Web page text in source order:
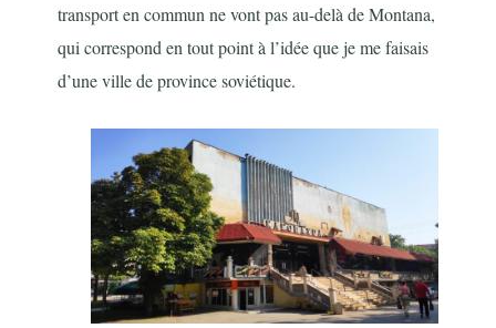
transport en commun ne vont pas au-delà de Montana,
qui correspond en tout point à l’idée que je me faisais
d’une ville de province soviétique.